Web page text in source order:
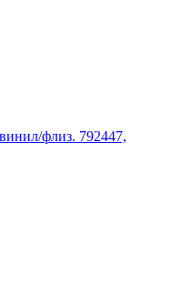
флиз. 792447,